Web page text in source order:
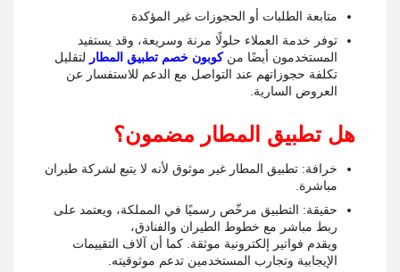
متابعة الطلبات أو الحجوزات غير المؤكدة
توفر خدمة العملاء حلولًا مرنة وسريعة، وقد يستفيد
المستخدمون أيضًا منكوبون خصم تطبيق المطار لتقليل
تكلفة حجوزاتهم عند التواصل مع الدعم للاستفسار عن
العروض السارية.
هل تطبيق المطار مضمون؟
خرافة: تطبيق المطار غير موثوق لأنه لا يتبع لشركة طيران
مباشرة.
حقيقة: التطبيق مرخّص رسميًا في المملكة، ويعتمد على
ربط مباشر مع خطوط الطيران والفنادق،
ويقدم فواتير إلكترونية موثقة. كما أن آلاف التقييمات
الإيجابية وتجارب المستخدمين تدعم موثوقيته.